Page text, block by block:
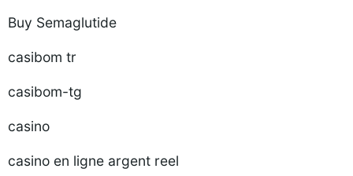
Buy Semaglutide
casibom tr
casibom-tg
casino
casino en ligne argent reel